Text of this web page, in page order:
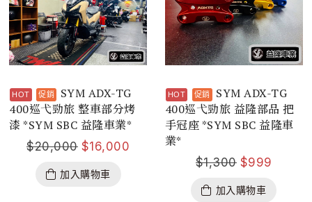
SYM ADX-TG
400巡弋勁旅 整車部分烤
漆 *SYM SBC 益隆車業*
$20,000 $16,000
加入購物車
SYM ADX-TG
400巡弋勁旅 益隆部品 把
手冠座 *SYM SBC 益隆車
業*
$1,300 $999
加入購物車